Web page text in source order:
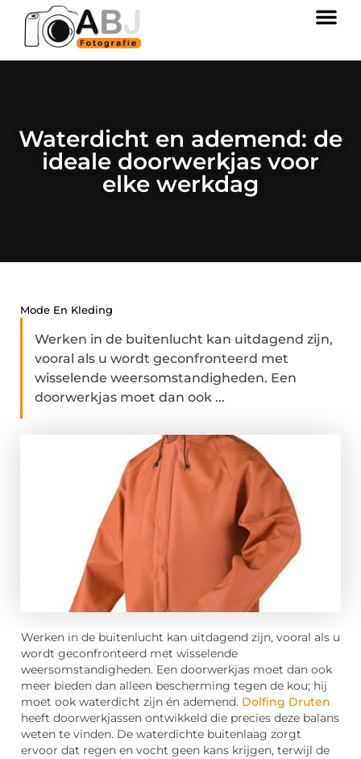
Waterdicht en ademend: de
ideale doorwerkjas voor
elke werkdag
Mode En Kleding
Werken in de buitenlucht kan uitdagend zijn,
vooral als u wordt geconfronteerd met
wisselende weersomstandigheden. Een
doorwerkjas moet dan ook ...
Werken in de buitenlucht kan uitdagend zijn, vooral als u
wordt geconfronteerd met wisselende
weersomstandigheden. Een doorwerkjas moet dan ook
meer bieden dan alleen bescherming tegen de kou; hij
moet ook waterdicht zijn én ademend. Dolfing Druten
heeft doorwerkjassen ontwikkeld die precies deze balans
weten te vinden. De waterdichte buitenlaag zorgt
ervoor dat regen en vocht geen kans krijgen, terwijl de